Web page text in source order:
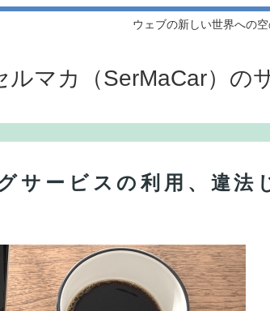
ウェブの新しい世界への
ルマカ（SerMaCar）の
サービスの利用、違法